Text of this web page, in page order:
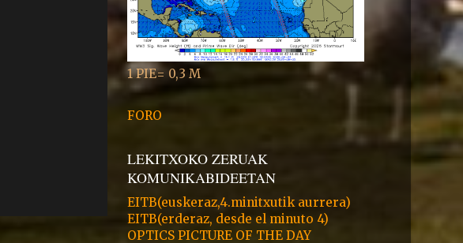
1 PIE= 0,3 M
FORO
LEKITXOKO ZERUAK
KOMUNIKABIDEETAN
EITB(euskeraz,4.minitxutik aurrera)
EITB(erderaz, desde el minuto 4)
OPTICS PICTURE OF THE DAY